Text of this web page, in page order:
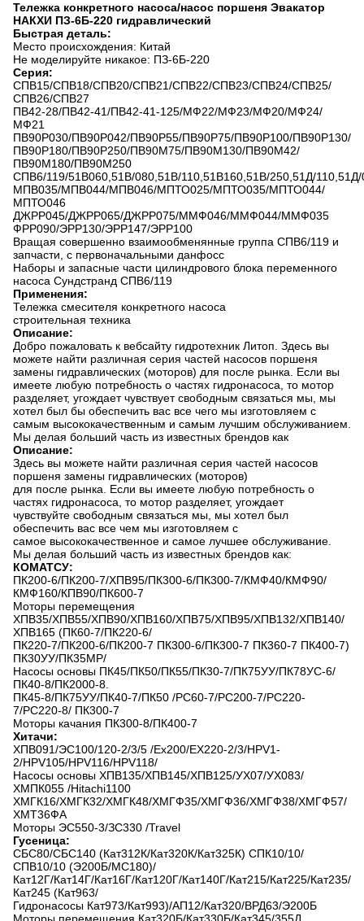
Тележка конкретного насоса/насос поршеня Эвакатор
НАКХИ ПЗ-6Б-220 гидравлический
Быстрая деталь:
Место происхождения: Китай
Не моделируйте никакое: ПЗ-6Б-220
Серия:
СПВ15/СПВ18/СПВ20/СПВ21/СПВ22/СПВ23/СПВ24/СПВ25/
СПВ26/СПВ27
ПВ42-28/ПВ42-41/ПВ42-41-125/МФ22/МФ23/МФ20/МФ24/
МФ21
ПВ90Р030/ПВ90Р042/ПВ90Р55/ПВ90Р75/ПВ90Р100/ПВ90Р130/
ПВ90Р180/ПВ90Р250/ПВ90М75/ПВ90М130/ПВ90М42/
ПВ90М180/ПВ90М250
СПВ6/119/51В060,51В/080,51В/110,51В160,51В/250,51Д/
МПВ035/МПВ044/МПВ046/МПТО025/МПТО035/МПТО044/
МПТО046
ДЖРР045/ДЖРР065/ДЖРР075/ММФ046/ММФ044/ММФ035
ФРР090/ЭРР130/ЭРР147/ЭРР100
Вращая совершенно взаимообменянные группа СПВ6/119 и
запчасти, с первоначальными данфосс
Наборы и запасные части цилиндрового блока переменного
насоса Сундстранд СПВ6/119
Применения:
Тележка смесителя конкретного насоса
строительная техника
Описание:
Добро пожаловать к вебсайту гидротехник Литоп. Здесь вы
можете найти различная серия частей насосов поршеня
замены гидравлических (моторов) для после рынка. Если вы
имеете любую потребность о частях гидронасоса, то мотор
разделяет, угождает чувствует свободным связаться мы, мы
хотел был бы обеспечить вас все чего мы изготовляем с
самым высококачественным и самым лучшим обслуживанием.
Мы делая больший часть из известных брендов как
Описание:
Здесь вы можете найти различная серия частей насосов
поршеня замены гидравлических (моторов)
для после рынка. Если вы имеете любую потребность о
частях гидронасоса, то мотор разделяет, угождает
чувствуйте свободным связаться мы, мы хотел был
обеспечить вас все чем мы изготовляем с
самое высококачественное и самое лучшее обслуживание.
Мы делая больший часть из известных брендов как:
КОМАТСУ:
ПК200-6/ПК200-7/ХПВ95/ПК300-6/ПК300-7/КМФ40/КМФ90/
КМФ160/КПВ90/ПК600-7
Моторы перемещения
ХПВ35/ХПВ55/ХПВ90/ХПВ160/ХПВ75/ХПВ95/ХПВ132/ХПВ140/
ХПВ165 (ПК60-7/ПК220-6/
ПК220-7/ПК200-6/ПК200-7 ПК300-6/ПК300-7 ПК360-7 ПК400-7)
ПК30УУ/ПК35МР/
Насосы основы ПК45/ПК50/ПК55/ПК30-7/ПК75УУ/ПК78УС-6/
ПК40-8/ПК2000-8.
ПК45-8/ПК75УУ/ПК40-7/ПК50 /PC60-7/PC200-7/PC220-
7/PC220-8/ ПК300-7
Моторы качания ПК300-8/ПК400-7
Хитачи:
ХПВ091/ЭС100/120-2/3/5 /Ex200/EX220-2/3/HPV1-
2/HPV105/HPV116/HPV118/
Насосы основы ХПВ135/ХПВ145/ХПВ125/УХ07/УХ083/
ХМПК055 /Hitachi1100
ХМГК16/ХМГК32/ХМГК48/ХМГФ35/ХМГФ36/ХМГФ38/ХМГФ57/
ХМТ36ФА
Моторы ЭС550-3/ЗС330 /Travel
Гусеница:
СБС80/СБС140 (Кат312К/Кат320К/Кат325К) СПК10/10/
СПВ10/10 (Э200Б/МС180)/
Кат12Г/Кат14Г/Кат16Г/Кат120Г/Кат140Г/Кат215/Кат225/Кат235/
Кат245 (Кат963/
Гидронасосы Кат973/Кат993)/АП12/Кат320/ВРД63/Э200Б